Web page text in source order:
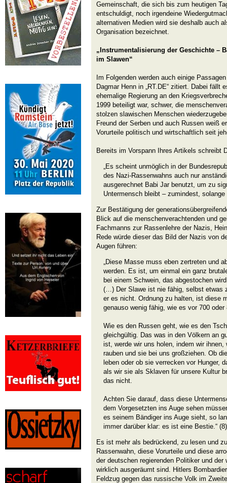
Gemeinschaft, die sich bis zum heutigen
entschuldigt, noch irgendeine
alternativen Medien wird sie deshalb auch
Organisation bezeichnet.
„Instrumentalisierung der Geschichte –
im Slawen“
Im Folgenden werden auch einige
Dagmar Henn in „RT.DE“ zitiert. Dabei fällt
ehemalige Regierung an den
1999 beteiligt war, schwer, die
stolzen slawischen Menschen
Freund der Serben und auch Russen weiß
Vorurteile politisch und wirtschaftlich seit
Bereits im Vorspann Ihres Artikels schreibt
„Es scheint unmöglich in der
des Nazi-Rassenwahns auch nur
ausgerechnet Babi Jar benutzt, um zu
Untermensch bleibt – zumindest, solange
Zur Bestätigung der
Blick auf die menschenverachtenden und
Fachmanns zur Rassenlehre der Nazis,
Rede würde dieser das Bild der Nazis von
Augen führen:
„Diese Masse muss eben zertreten und
werden. Es ist, um einmal ein ganz
bei einem Schwein, das abgestochen
(…) Der Slawe ist nie fähig, selbst etwas
er es nicht. Ordnung zu halten, ist diese
genauso wenig fähig, wie es vor 700
Wie es den Russen geht, wie es den
gleichgültig. Das was in den Völkern an
ist, werde wir uns holen, indem wir ihnen,
rauben und sie bei uns großziehen. Ob
leben oder ob sie verrecken vor Hunger,
als wir sie als Sklaven für unsere Kultur
das nicht.
Achten Sie darauf, dass diese
dem Vorgesetzten ins Auge sehen
es seinem Bändiger ins Auge sieht, so
immer darüber klar: es ist eine Bestie.“ (8)
Es ist mehr als bedrückend, zu lesen und
Rassenwahn, diese Vorurteile und diese
der deutschen regierenden Politiker und
wirklich ausgeräumt sind. Hitlers
Feldzug gegen das russische Volk im